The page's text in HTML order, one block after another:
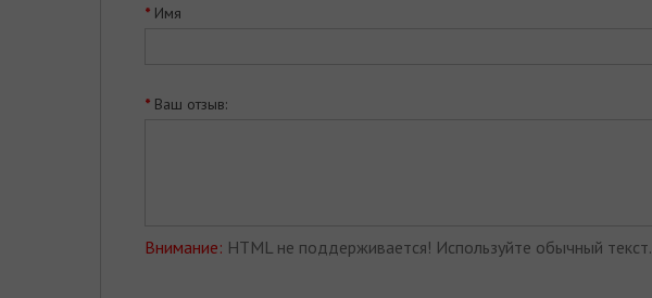
Имя
Ваш отзыв:
Внимание: HTML не поддерживается! Используйте обычный текст.